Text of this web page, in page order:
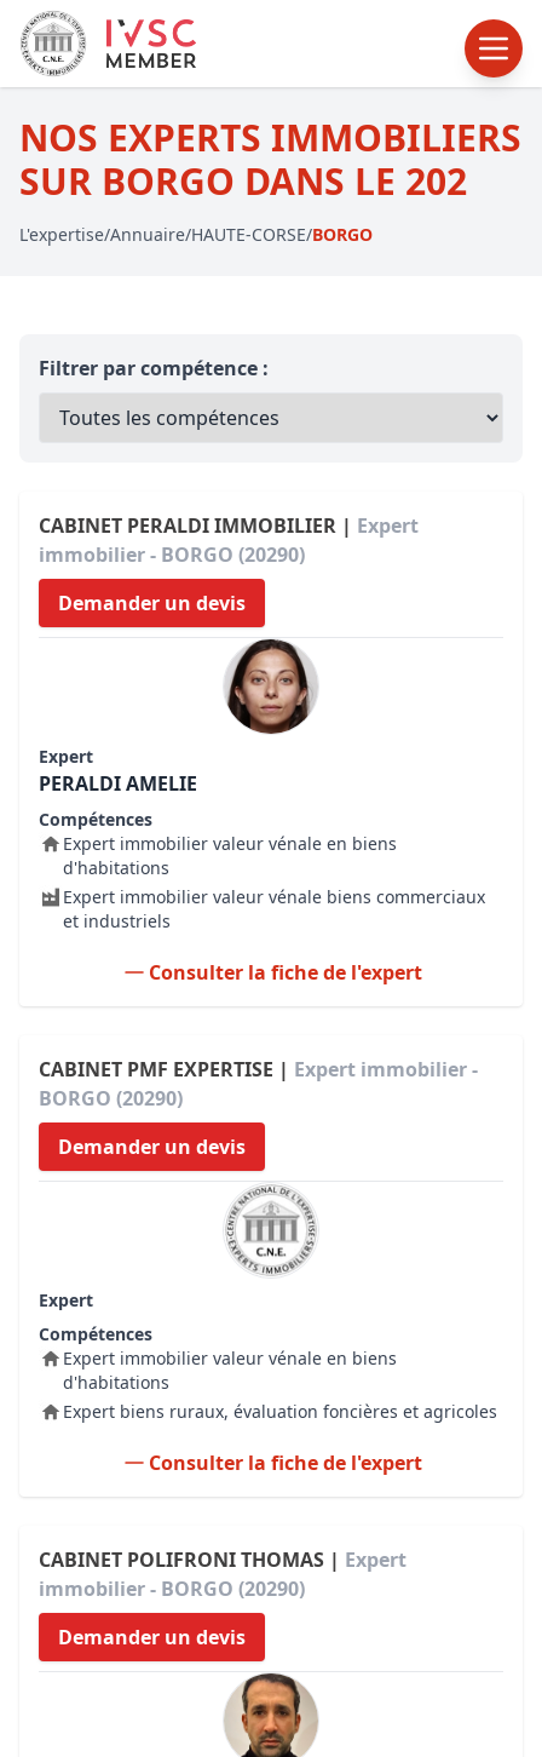
NOS EXPERTS IMMOBILIERS
SUR BORGO DANS LE 202
L'expertise/Annuaire/HAUTE-CORSE/BORGO
Filtrer par compétence :
CABINET PERALDI IMMOBILIER | Expert
immobilier - BORGO (20290)
Demander un devis
Expert
PERALDI AMELIE
Compétences
Expert immobilier valeur vénale en biens
d'habitations
Expert immobilier valeur vénale biens commerciaux
et industriels
Consulter la fiche de l'expert
CABINET PMF EXPERTISE | Expert immobilier -
BORGO (20290)
Demander un devis
Expert
Compétences
Expert immobilier valeur vénale en biens
d'habitations
Expert biens ruraux, évaluation foncières et agricoles
Consulter la fiche de l'expert
CABINET POLIFRONI THOMAS | Expert
immobilier - BORGO (20290)
Demander un devis